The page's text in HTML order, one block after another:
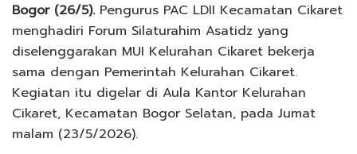
Bogor (26/5).Pengurus PAC LDII Kecamatan Cikaret
menghadiri Forum Silaturahim Asatidz yang
diselenggarakan MUI Kelurahan Cikaret bekerja
sama dengan Pemerintah Kelurahan Cikaret.
Kegiatan itu digelar di Aula Kantor Kelurahan
Cikaret, Kecamatan Bogor Selatan, pada Jumat
malam (23/5/2026).